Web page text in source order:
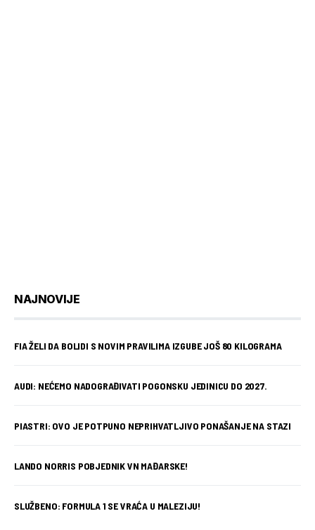
NAJNOVIJE
FIA ŽELI DA BOLIDI S NOVIM PRAVILIMA IZGUBE JOŠ 80 KILOGRAMA
AUDI: NEĆEMO NADOGRAĐIVATI POGONSKU JEDINICU DO 2027.
PIASTRI: OVO JE POTPUNO NEPRIHVATLJIVO PONAŠANJE NA STAZI
LANDO NORRIS POBJEDNIK VN MAĐARSKE!
SLUŽBENO: FORMULA 1 SE VRAĆA U MALEZIJU!